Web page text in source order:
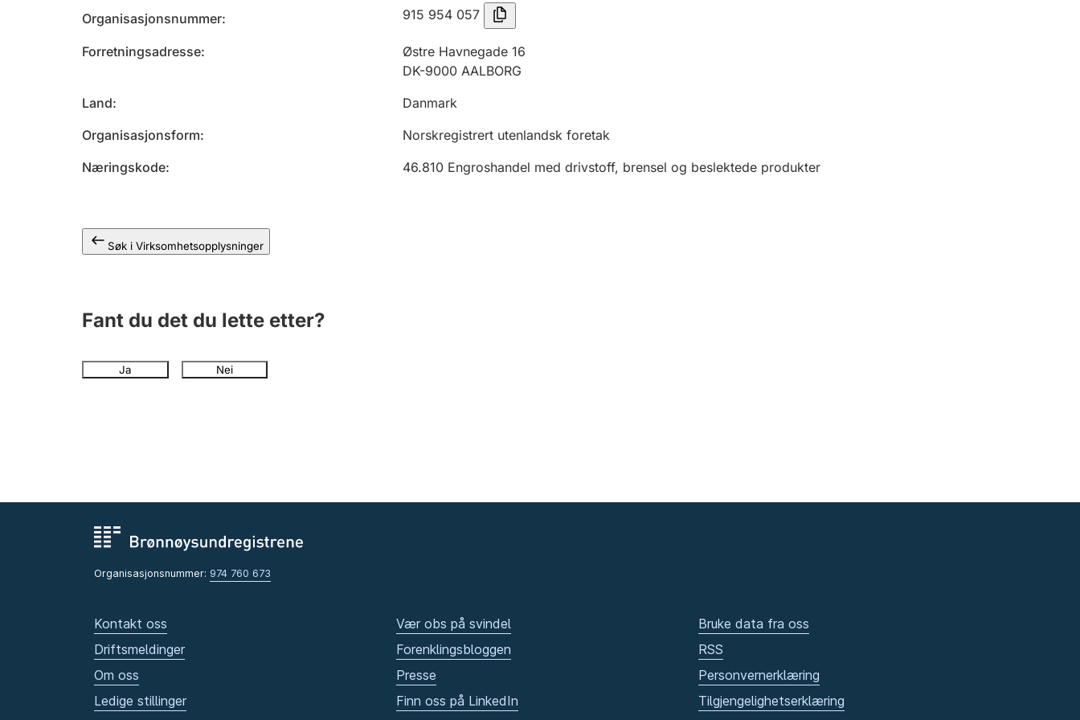
Organisasjonsnummer 915 954 057
Forretningsadresse
Østre Havnegade 16
DK-9000 AALBORG
Land
Danmark
Organisasjonsform
Norskregistrert utenlandsk foretak
Næringskode
46.810 Engroshandel med drivstoff, brensel og beslektede produkter
Søk i Virksomhetsopplysninger
Fant du det du lette etter?
Ja Nei
Organisasjonsnummer: 974 760 673
Kontakt oss
Driftsmeldinger
Om oss
Ledige stillinger
Vær obs på svindel
Forenklingsbloggen
Presse
Finn oss på LinkedIn
Bruke data fra oss
RSS
Personvernerklæring
Tilgjengelighetserklæring